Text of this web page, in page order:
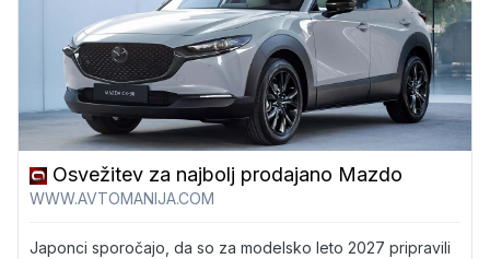
Osvežitev za najbolj prodajano Mazdo
WWW.AVTOMANIJA.COM
Japonci sporočajo, da so za modelsko leto 2027 pripravili